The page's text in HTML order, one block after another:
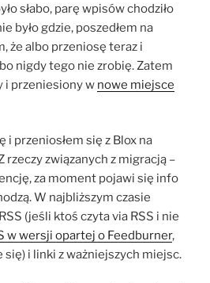
słabo, parę wpisów chodziło
było gdzie, poszedłem na
że albo przeniosę teraz i
nigdy tego nie zrobię. Zatem
i przeniesiony w nowe miejsce
i przeniosłem się z Blox na
rzeczy związanych z migracją –
za moment pojawi się info
W najbliższym czasie
(jeśli ktoś czyta via RSS i nie
w wersji opartej o Feedburner,
i linki z ważniejszych miejsc.